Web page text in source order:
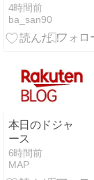
性被害
4時間前
ba_san90
本日のドジャ
ース
6時間前
MAP